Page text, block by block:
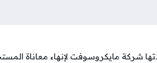
التي اتخذتها شركة مايكروسوفت لإنهاء معاناة